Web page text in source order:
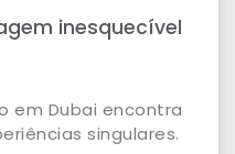
inesquecível
em Dubai encontra
singulares.